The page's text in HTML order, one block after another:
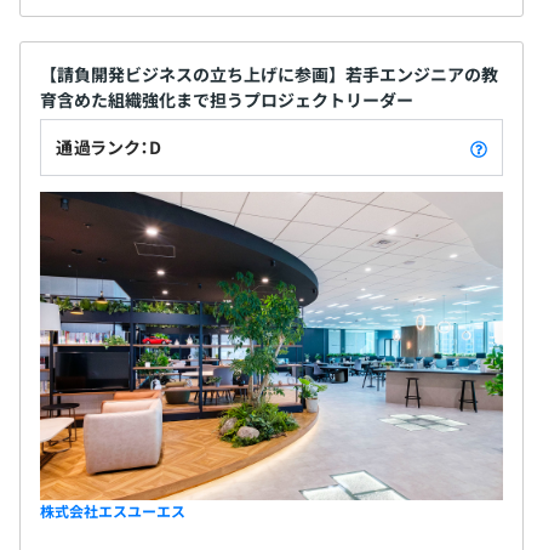
【請負開発ビジネスの立ち上げに参画】若手エンジニアの教
育含めた組織強化まで担うプロジェクトリーダー
通過ランク：D
株式会社エスユーエス